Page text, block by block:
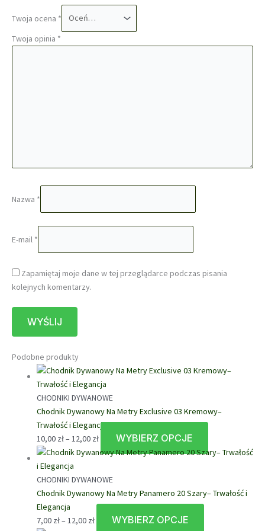
Twoja ocena *
Twoja opinia *
Nazwa *
E-mail *
Zapamiętaj moje dane w tej przeglądarce podczas pisania
kolejnych komentarzy.
Podobne produkty
CHODNIKI DYWANOWE
Chodnik Dywanowy Na Metry Exclusive 03 Kremowy–
Trwałość i Elegancja
10,00 zł–12,00 złZakres
cen:
10,00 zł
do
12,00 zł
WYBIERZ OPCJE
produkt
wariantów.
CHODNIKI DYWANOWE
Chodnik Dywanowy Na Metry Panamero 20 Szary– Trwałość i
Elegancja
7,00 zł–12,00 złZakresWYBIERZ OPCJE